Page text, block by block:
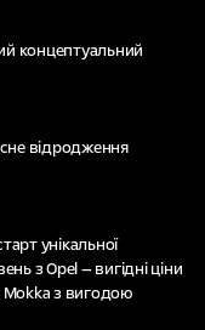
концептуальний
відродження
унікальної
з Opel — вигідні ціни
Mokka з вигодою